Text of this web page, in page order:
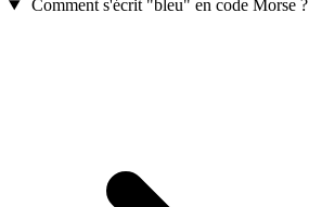
Comment s'écrit "bleu" en code Morse ?